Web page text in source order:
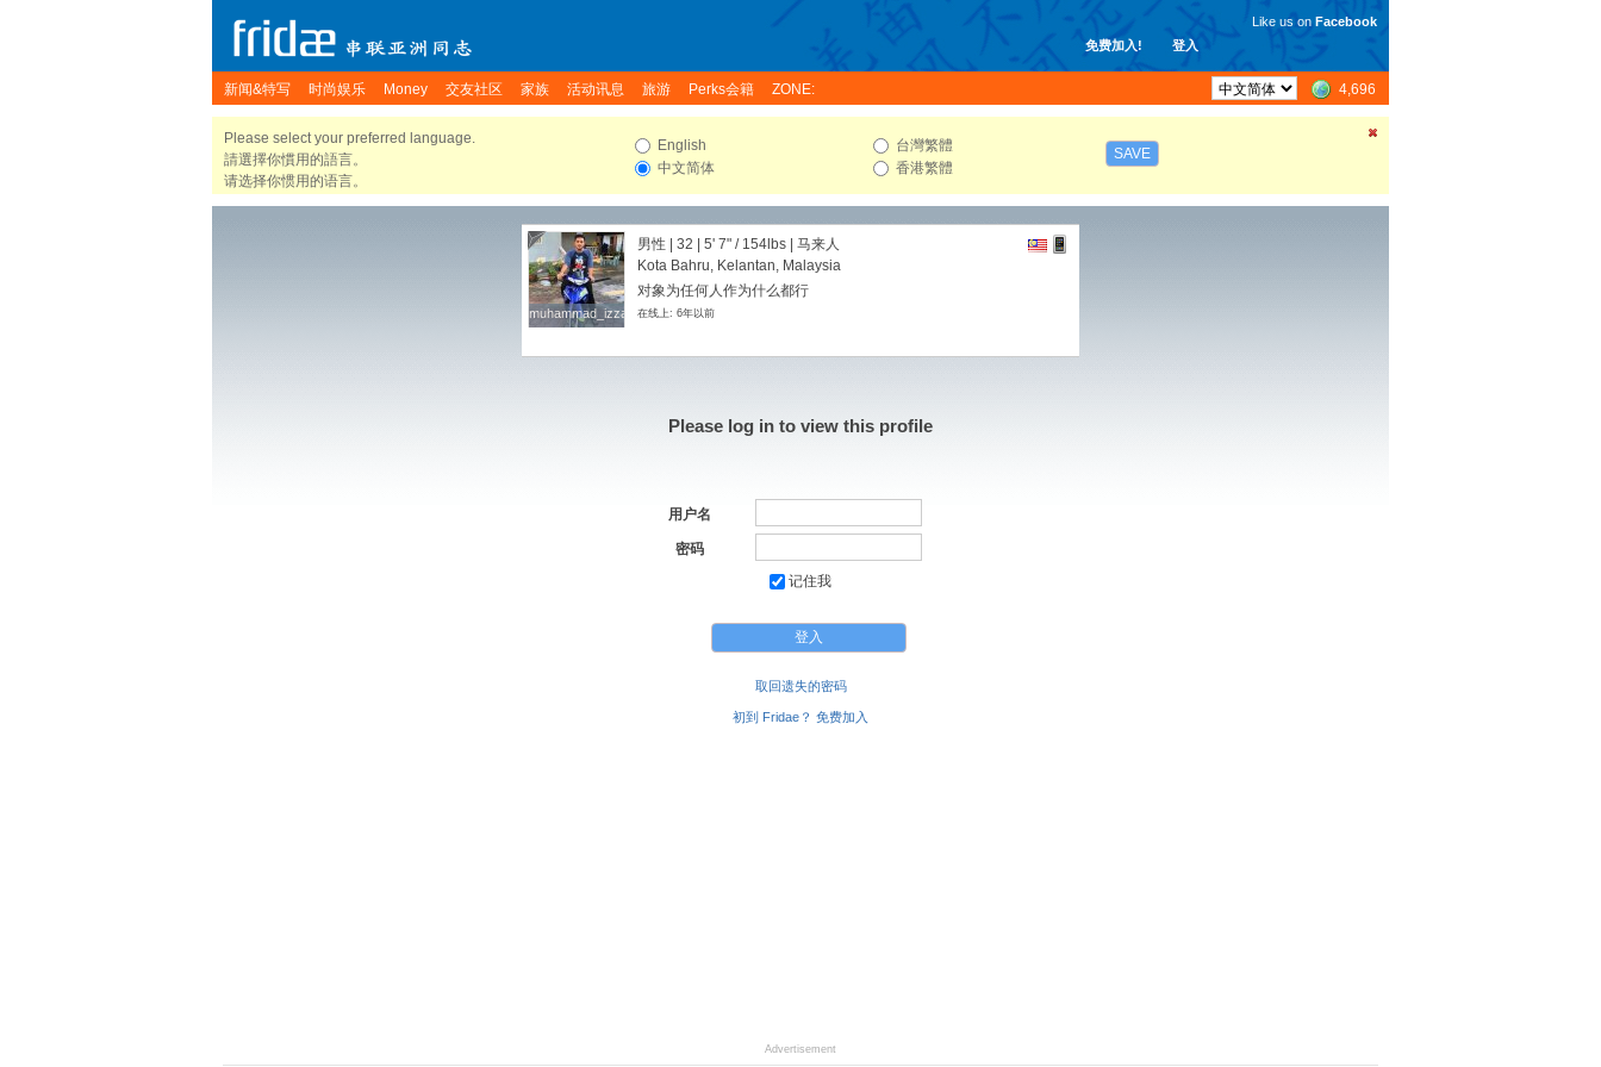
免费加入! 登入
Like us on Facebook
新闻&特写 时尚娱乐 Money 交友社区 家族 活动讯息 旅游 Perks会籍 ZONE: 4,696
Please select your preferred language.
請選擇你慣用的語言。
请选择你惯用的语言。
English
中文简体
台灣繁體
香港繁體
SAVE
muhammad_izzat
muhammad_izzat
男性 | 32 | 5' 7" / 154lbs | 马来人
Kota Bahru, Kelantan, Malaysia
对象为任何人作为什么都行
在线上: 6年以前
Please log in to view this profile
用户名
密码
记住我
取回遗失的密码
初到 Fridae？ 免费加入
Advertisement